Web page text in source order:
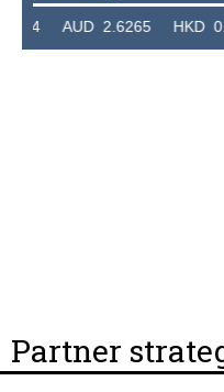
AUD 2.6265 HKD
Partner